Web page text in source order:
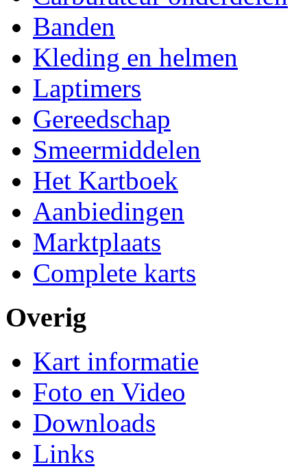
Banden
Kleding en helmen
Laptimers
Gereedschap
Smeermiddelen
Het Kartboek
Aanbiedingen
Marktplaats
Complete karts
Overig
Kart informatie
Foto en Video
Downloads
Links